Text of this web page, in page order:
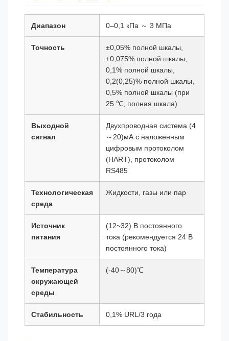
Диапазон 0–0,1 кПа ～ 3 МПа
Точность
±0,05% полной шкалы,
±0,075% полной шкалы,
0,1% полной шкалы,
0,2(0,25)% полной шкалы,
0,5% полной шкалы (при
25 ℃, полная шкала)
Выходной
сигнал
Двухпроводная система (4
～20)мА с наложенным
цифровым протоколом
(HART), протоколом
RS485
Технологическая
среда
Жидкости, газы или пар
Источник
питания
(12~32) В постоянного
тока (рекомендуется 24 В
постоянного тока)
Температура
окружающей
среды
(-40～80)℃
Стабильность 0,1% URL/3 года